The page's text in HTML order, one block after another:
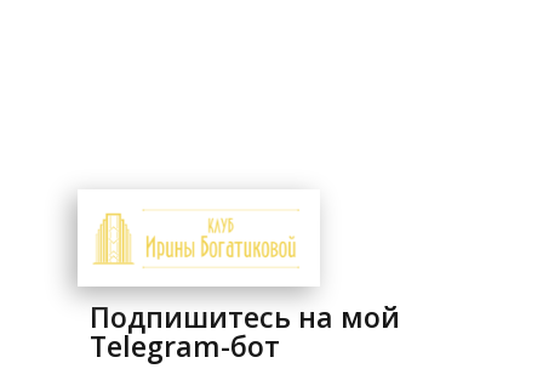
Подпишитесь на мой
Telegram-бот